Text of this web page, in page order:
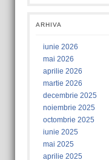
ARHIVA
iunie 2026
mai 2026
aprilie 2026
martie 2026
decembrie 2025
noiembrie 2025
octombrie 2025
iunie 2025
mai 2025
aprilie 2025